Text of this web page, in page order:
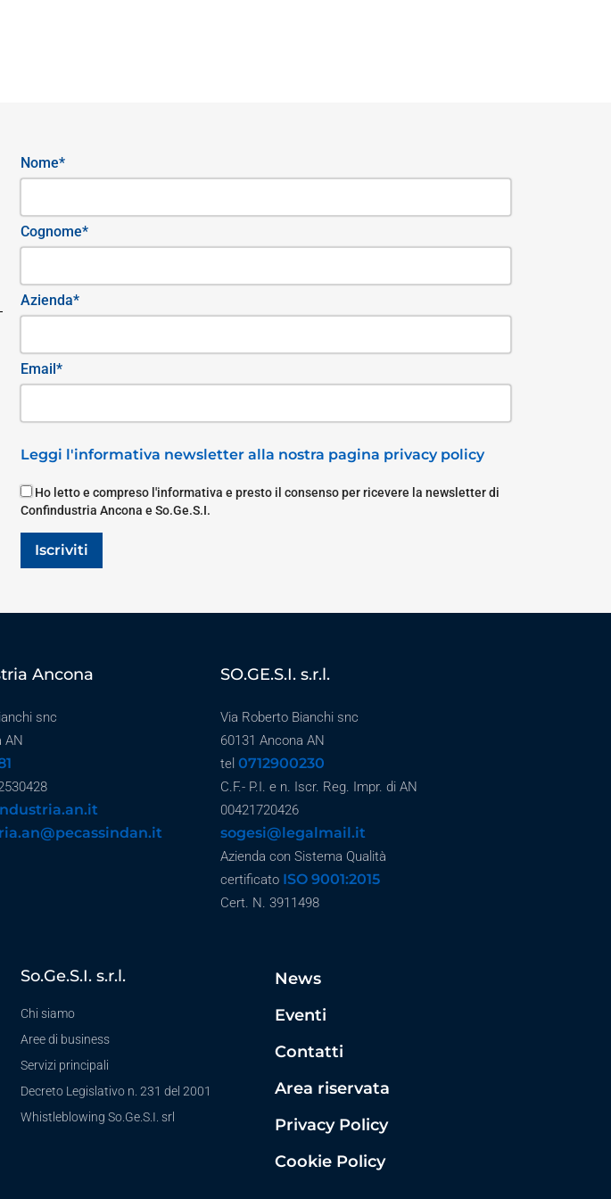
Nome*
Cognome*
Azienda*
Email*
Leggi l'informativa newsletter alla nostra pagina privacy policy
Ho letto e compreso l'informativa e presto il consenso per ricevere la newsletter di
Confindustria Ancona e So.Ge.S.I.
Iscriviti
Ancona
snc
AN
SO.GE.S.I. s.r.l.
Via Roberto Bianchi snc
60131 Ancona AN
tel 0712900230
C.F.- P.I. e n. Iscr. Reg. Impr. di AN
00421720426
sogesi@legalmail.it
Azienda con Sistema Qualità
certificato ISO 9001:2015
Cert. N. 3911498
So.Ge.S.I. s.r.l.
Chi siamo
Aree di business
Servizi principali
Decreto Legislativo n. 231 del 2001
Whistleblowing So.Ge.S.I. srl
News
Eventi
Contatti
Area riservata
Privacy Policy
Cookie Policy